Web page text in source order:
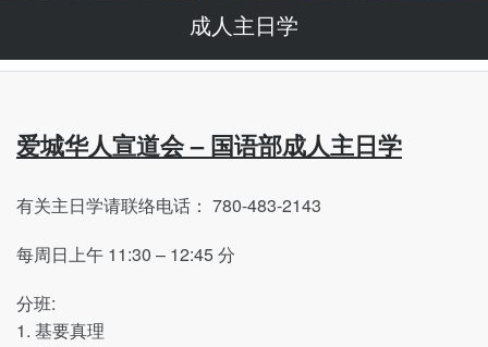
成人主日学
爱城华人宣道会–国语部成人主日学
有关主日学请联络电话： 780-483-2143
每周日上午 11:30 – 12:45 分
分班:
1. 基要真理